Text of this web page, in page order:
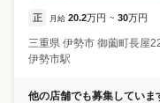
正 月給 20.2万円 ~ 30万円
三重県 伊勢市 御薗町長屋
伊勢市駅
他の店舗でも募集していま